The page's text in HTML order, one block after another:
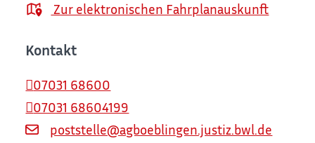
Zur elektronischen Fahrplanauskunft
Kontakt
07031 68600
07031 68604199
poststelle@agboeblingen.justiz.bwl.de